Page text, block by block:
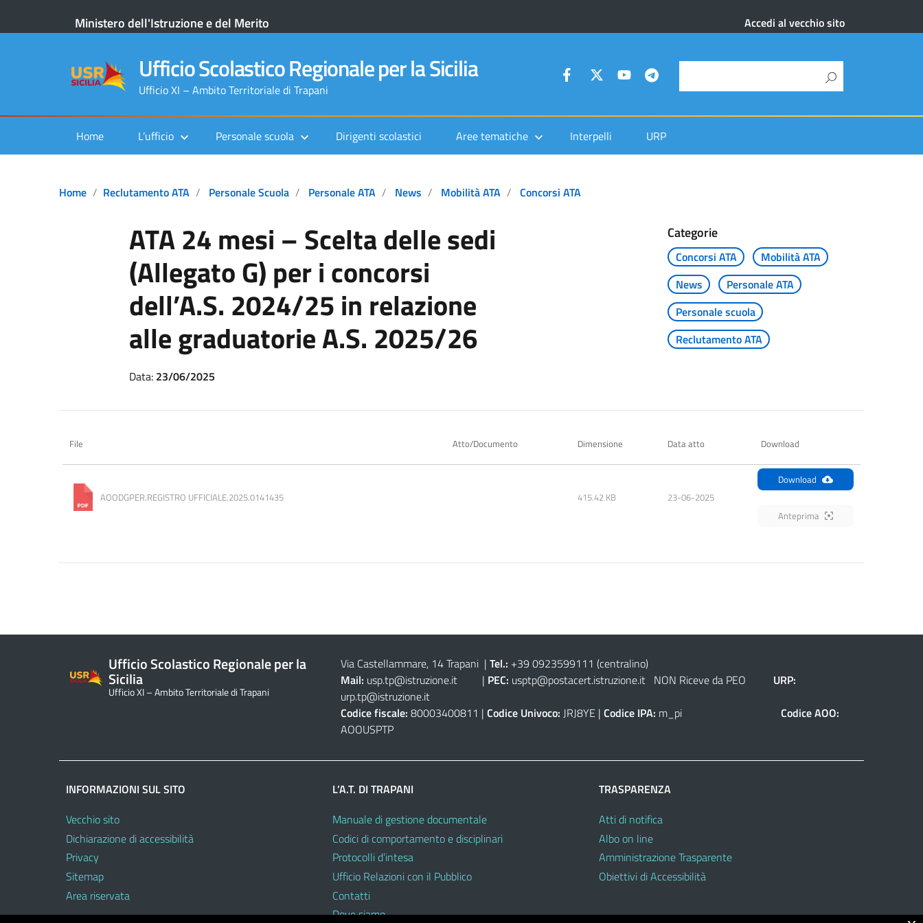
Ministero dell'Istruzione e del Merito Accedi al vecchio sito
Ufficio Scolastico Regionale per la Sicilia
Ufficio XI – Ambito Territoriale di Trapani
Home L’ufficio Personale scuola Dirigenti scolastici Aree tematiche Interpelli URP
Home Reclutamento ATA Personale Scuola Personale ATA News Mobilità ATA Concorsi ATA
ATA 24 mesi – Scelta delle sedi
(Allegato G) per i concorsi
dell’A.S. 2024/25 in relazione
alle graduatorie A.S. 2025/26
Categorie
Concorsi ATA
Mobilità ATA
News
Personale ATA
Personale scuola
Reclutamento ATA
Data: 23/06/2025
File Atto/Documento Dimensione Data atto Download
AOODGPER.REGISTRO UFFICIALE.2025.0141435 415.42 KB 23-06-2025
Download
Anteprima
Ufficio Scolastico Regionale per la
Sicilia
Ufficio XI – Ambito Territoriale di Trapani
Via Castellammare, 14 Trapani | Tel.: +39 0923599111 (centralino)
Mail: usp.tp@istruzione.it| PEC: usptp@postacert.istruzione.itNON Riceve da PEO URP:
urp.tp@istruzione.it
Codice fiscale: 80003400811 | Codice Univoco: JRJ8YE | Codice IPA: m_pi Codice AOO:
AOOUSPTP
INFORMAZIONI SUL SITO
Vecchio sito
Dichiarazione di accessibilità
Privacy
Sitemap
Area riservata
L’A.T. DI TRAPANI
Manuale di gestione documentale
Codici di comportamento e disciplinari
Protocolli d’intesa
Ufficio Relazioni con il Pubblico
Contatti
Dove siamo
TRASPARENZA
Atti di notifica
Albo on line
Amministrazione Trasparente
Obiettivi di Accessibilità